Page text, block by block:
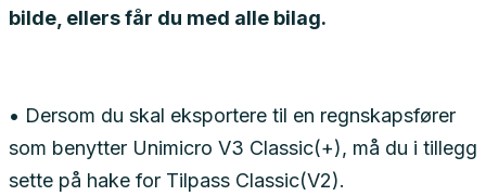
bilde, ellers får du med alle bilag.
• Dersom du skal eksportere til en regnskapsfører
som benytter Unimicro V3 Classic(+), må du i tillegg
sette på hake for Tilpass Classic(V2).